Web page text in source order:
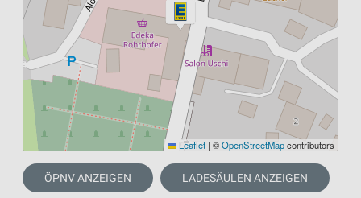
Leaflet | ©OpenStreetMapcontributors
ÖPNV ANZEIGEN LADESÄULEN ANZEIGEN